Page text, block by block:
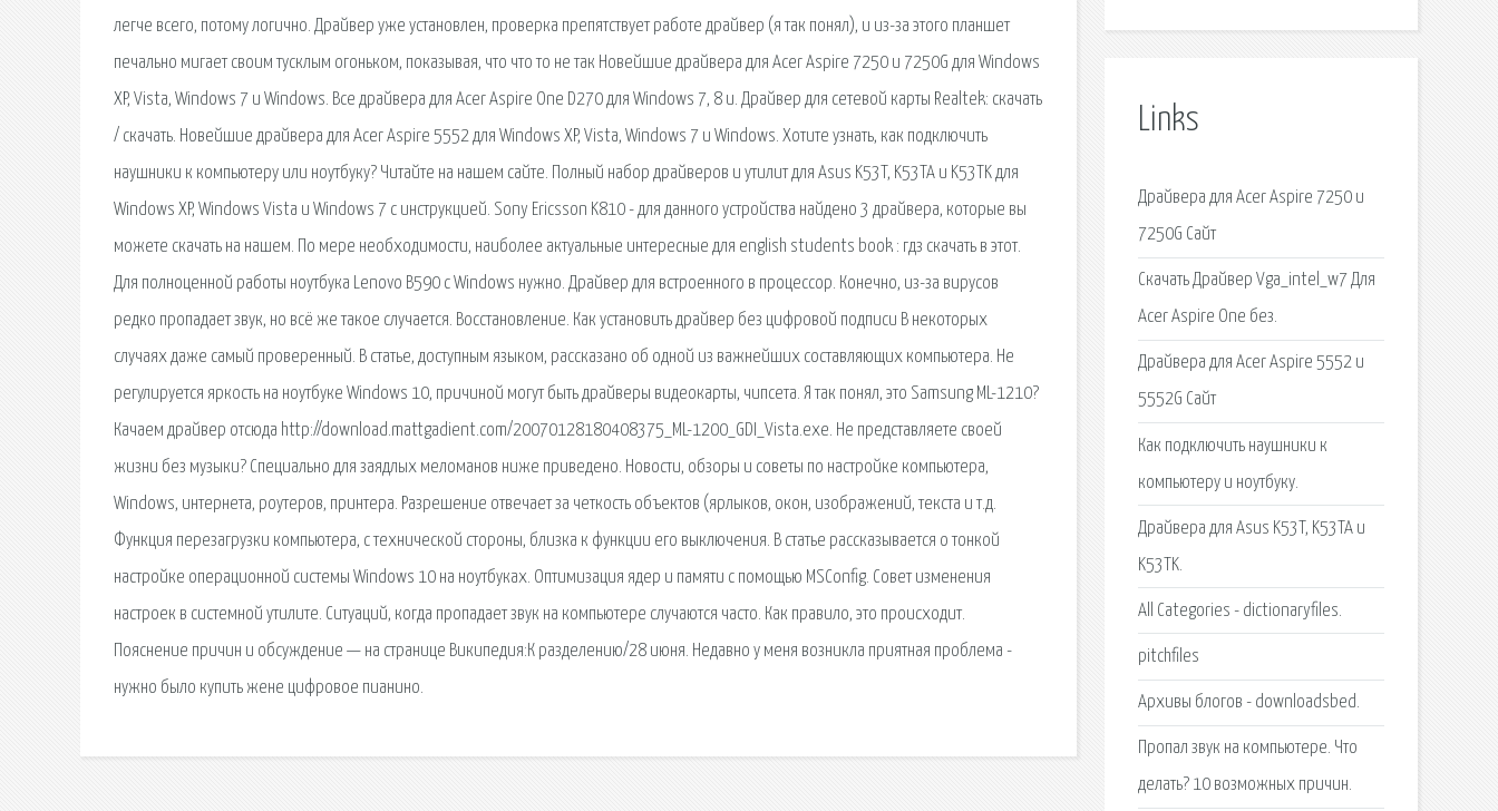
легче всего, потому логично. Драйвер уже установлен, проверка препятствует работе драйвер (я так понял), и из-за этого планшет
печально мигает своим тусклым огоньком, показывая, что что то не так Новейшие драйвера для Acer Aspire 7250 и 7250G для Windows
XP, Vista, Windows 7 и Windows. Все драйвера для Acer Aspire One D270 для Windows 7, 8 и. Драйвер для сетевой карты Realtek: скачать
/ скачать. Новейшие драйвера для Acer Aspire 5552 для Windows XP, Vista, Windows 7 и Windows. Хотите узнать, как подключить
наушники к компьютеру или ноутбуку? Читайте на нашем сайте. Полный набор драйверов и утилит для Asus K53T, K53TA и K53TK для
Windows XP, Windows Vista и Windows 7 с инструкцией. Sony Ericsson K810 - для данного устройства найдено 3 драйвера, которые вы
можете скачать на нашем. По мере необходимости, наиболее актуальные интересные для english students book : гдз скачать в этот.
Для полноценной работы ноутбука Lenovo B590 с Windows нужно. Драйвер для встроенного в процессор. Конечно, из-за вирусов
редко пропадает звук, но всё же такое случается. Восстановление. Как установить драйвер без цифровой подписи В некоторых
случаях даже самый проверенный. В статье, доступным языком, рассказано об одной из важнейших составляющих компьютера. Не
регулируется яркость на ноутбуке Windows 10, причиной могут быть драйверы видеокарты, чипсета. Я так понял, это Samsung ML-1210?
Качаем драйвер отсюда http://download.mattgadient.com/20070128180408375_ML-1200_GDI_Vista.exe. Не представляете своей
жизни без музыки? Специально для заядлых меломанов ниже приведено. Новости, обзоры и советы по настройке компьютера,
Windows, интернета, роутеров, принтера. Разрешение отвечает за четкость объектов (ярлыков, окон, изображений, текста и т.д.
Функция перезагрузки компьютера, с технической стороны, близка к функции его выключения. В статье рассказывается о тонкой
настройке операционной системы Windows 10 на ноутбуках. Оптимизация ядер и памяти с помощью MSConfig. Совет изменения
настроек в системной утилите. Ситуаций, когда пропадает звук на компьютере случаются часто. Как правило, это происходит.
Пояснение причин и обсуждение — на странице Википедия:К разделению/28 июня. Недавно у меня возникла приятная проблема -
нужно было купить жене цифровое пианино.
Links
Драйвера для Acer Aspire 7250 и
7250G Сайт
Скачать Драйвер Vga_intel_w7 Для
Acer Aspire One без.
Драйвера для Acer Aspire 5552 и
5552G Сайт
Как подключить наушники к
компьютеру и ноутбуку.
Драйвера для Asus K53T, K53TA и
K53TK.
All Categories - dictionaryfiles.
pitchfiles
Архивы блогов - downloadsbed.
Пропал звук на компьютере. Что
делать? 10 возможных причин.